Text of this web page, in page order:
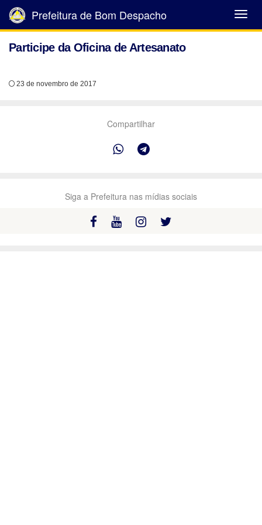
Abrir
Menu
Prefeitura de Bom Despacho
Participe da Oficina de Artesanato
23 de novembro de 2017
Compartilhar
Siga a Prefeitura nas mídias sociais